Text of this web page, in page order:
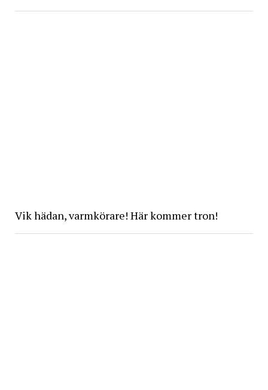
Vik hädan, varmkörare! Här kommer tron!